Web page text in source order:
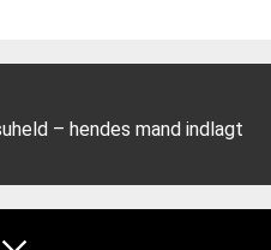
– hendes mand indlagt